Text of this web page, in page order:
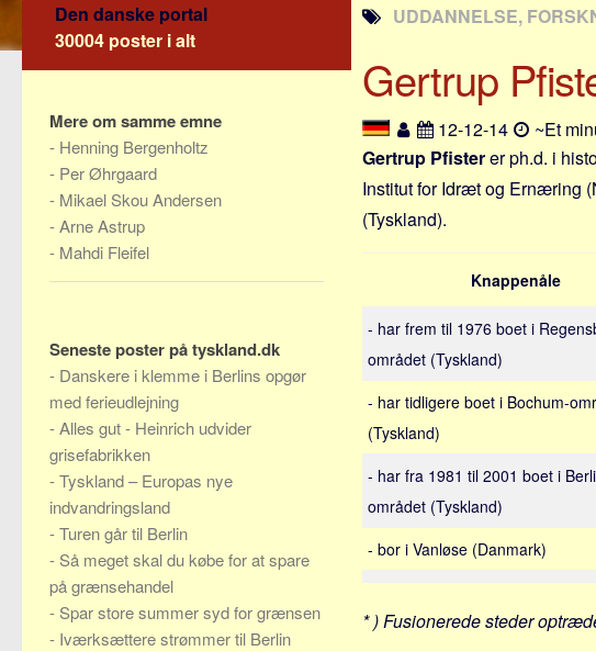
UDDANNELSE,
Gertrup
12-12-14
~Et
Gertrup Pfisterer ph.d. i
Institut for Idræt og Ernæring
(Tyskland).
Knappenåle
- har frem til 1976 boet i
området (Tyskland)
- har tidligere boet i Bochum-
(Tyskland)
- har fra 1981 til 2001 boet i
området (Tyskland)
- bor i Vanløse (Danmark)
* ) Fusionerede steder
Den danske portal
30004 poster i alt
Mere om samme emne
- Henning Bergenholtz
- Per Øhrgaard
- Mikael Skou Andersen
-Arne Astrup
- Mahdi Fleifel
Seneste poster på tyskland.dk
- Danskere i klemme i Berlins opgør
med ferieudlejning
-Alles gut - Heinrich udvider
grisefabrikken
-Tyskland – Europas nye
indvandringsland
-Turen går til Berlin
- Så meget skal du købe for at spare
på grænsehandel
- Spar store summer syd for grænsen
- Iværksættere strømmer til Berlin